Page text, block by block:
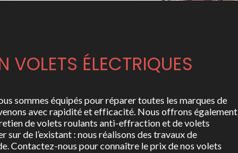
VOLETS ÉLECTRIQUES
sommes équipés pour réparer toutes les marques de
avec rapidité et efficacité. Nous offrons également
de volets roulants anti-effraction et de volets
de l’existant : nous réalisons des travaux de
Contactez-nous pour connaître le prix de nos volets